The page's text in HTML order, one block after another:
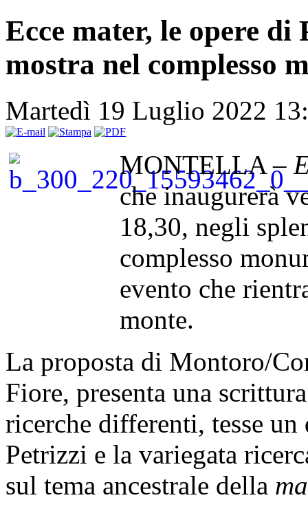
Ecce mater, le opere
mostra nel complesso
Martedì 19 Luglio 2022
MONTELLA –
che inaugurerà
18,30, negli
complesso
evento che
monte.
La proposta di Montoro/
Fiore, presenta una
ricerche differenti, tesse
Petrizzi e la variegata
sul tema ancestrale della